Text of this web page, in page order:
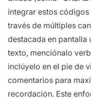
integrar estos
través de múltiples
destacada en pantalla
texto, menciónalo
inclúyelo en el pie de
comentarios para
recordación. Este